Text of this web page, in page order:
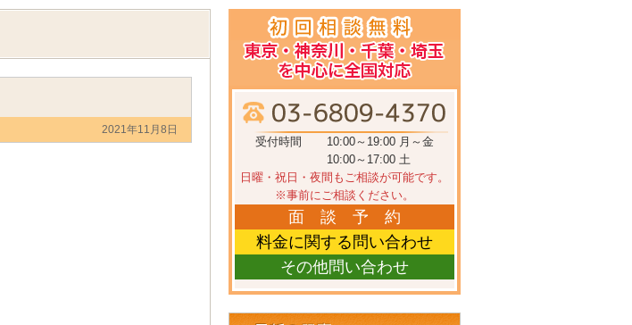
2021年11月8日
受付時間
10:00～19:00 月～金
10:00～17:00 土
日曜・祝日・夜間もご相談が可能です。
※事前にご相談ください。
面 談 予 約
料金に関する問い合わせ
その他問い合わせ